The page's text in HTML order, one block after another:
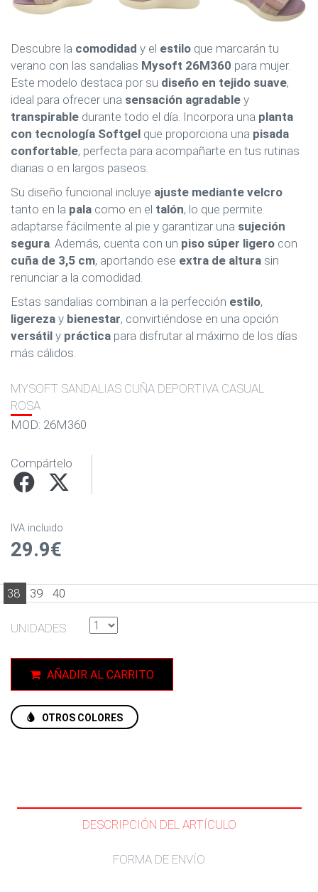
Descubre la comodidad y el estilo que marcarán tu
verano con las sandalias Mysoft 26M360 para mujer.
Este modelo destaca por su diseño en tejido suave,
ideal para ofrecer una sensación agradable y
transpirable durante todo el día. Incorpora una planta
con tecnología Softgel que proporciona una pisada
confortable, perfecta para acompañarte en tus rutinas
diarias o en largos paseos.
Su diseño funcional incluye ajuste mediante velcro
tanto en la pala como en el talón, lo que permite
adaptarse fácilmente al pie y garantizar una sujeción
segura. Además, cuenta con un piso súper ligero con
cuña de 3,5 cm, aportando ese extra de altura sin
renunciar a la comodidad.
Estas sandalias combinan a la perfección estilo,
ligereza y bienestar, convirtiéndose en una opción
versátil y práctica para disfrutar al máximo de los días
más cálidos.
MYSOFT SANDALIAS CUÑA DEPORTIVA CASUAL
ROSA
MOD: 26M360
Compártelo
IVA incluido
29.9€
38 39 40
UNIDADES
AÑADIR AL CARRITO
OTROS COLORES
DESCRIPCIÓN DEL ARTÍCULO
FORMA DE ENVÍO